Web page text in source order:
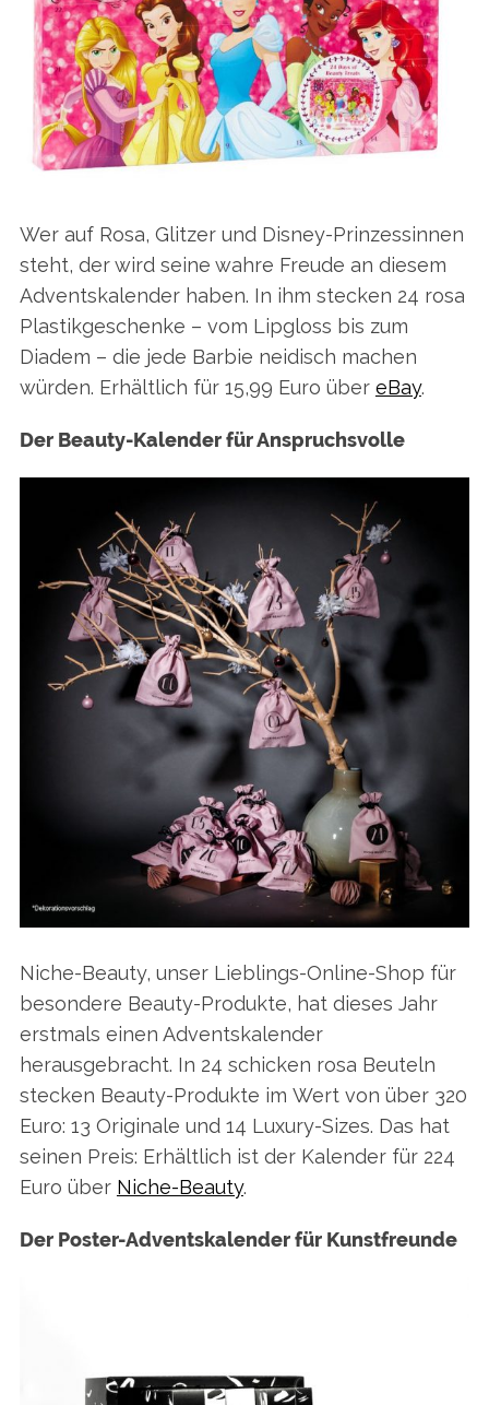
Wer auf Rosa, Glitzer und Disney-Prinzessinnen
steht, der wird seine wahre Freude an diesem
Adventskalender haben. In ihm stecken 24 rosa
Plastikgeschenke – vom Lipgloss bis zum
Diadem – die jede Barbie neidisch machen
würden. Erhältlich für 15,99 Euro über eBay.
Der Beauty-Kalender für Anspruchsvolle
Niche-Beauty, unser Lieblings-Online-Shop für
besondere Beauty-Produkte, hat dieses Jahr
erstmals einen Adventskalender
herausgebracht. In 24 schicken rosa Beuteln
stecken Beauty-Produkte im Wert von über 320
Euro: 13 Originale und 14 Luxury-Sizes. Das hat
seinen Preis: Erhältlich ist der Kalender für 224
Euro über Niche-Beauty.
Der Poster-Adventskalender für Kunstfreunde